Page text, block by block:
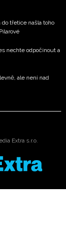
třetice našla toho
nechte odpočinout a
ale není nad
Extra s.r.o.